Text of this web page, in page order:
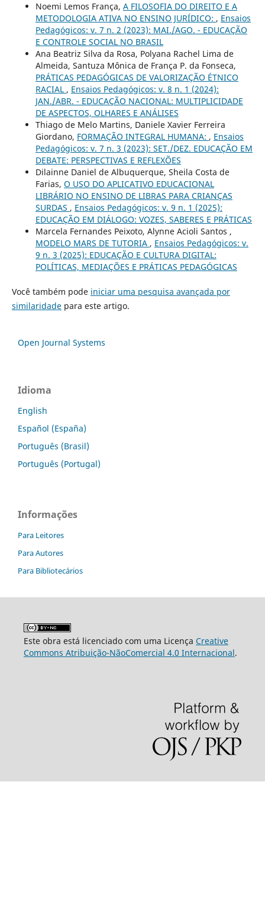
Noemi Lemos França, A FILOSOFIA DO DIREITO E A
METODOLOGIA ATIVA NO ENSINO JURÍDICO: , Ensaios
Pedagógicos: v. 7 n. 2 (2023): MAI./AGO. - EDUCAÇÃO
E CONTROLE SOCIAL NO BRASIL
Ana Beatriz Silva da Rosa, Polyana Rachel Lima de
Almeida, Santuza Mônica de França P. da Fonseca,
PRÁTICAS PEDAGÓGICAS DE VALORIZAÇÃO ÉTNICO
RACIAL , Ensaios Pedagógicos: v. 8 n. 1 (2024):
JAN./ABR. - EDUCAÇÃO NACIONAL: MULTIPLICIDADE
DE ASPECTOS, OLHARES E ANÁLISES
Thiago de Melo Martins, Daniele Xavier Ferreira
Giordano, FORMAÇÃO INTEGRAL HUMANA: , Ensaios
Pedagógicos: v. 7 n. 3 (2023): SET./DEZ. EDUCAÇÃO EM
DEBATE: PERSPECTIVAS E REFLEXÕES
Dilainne Daniel de Albuquerque, Sheila Costa de
Farias, O USO DO APLICATIVO EDUCACIONAL
LIBRÁRIO NO ENSINO DE LIBRAS PARA CRIANÇAS
SURDAS , Ensaios Pedagógicos: v. 9 n. 1 (2025):
EDUCAÇÃO EM DIÁLOGO: VOZES, SABERES E PRÁTICAS
Marcela Fernandes Peixoto, Alynne Acioli Santos ,
MODELO MARS DE TUTORIA , Ensaios Pedagógicos: v.
9 n. 3 (2025): EDUCAÇÃO E CULTURA DIGITAL:
POLÍTICAS, MEDIAÇÕES E PRÁTICAS PEDAGÓGICAS
Você também pode iniciar uma pesquisa avançada por
similaridadepara este artigo.
Open Journal Systems
Idioma
English
Español (España)
Português (Brasil)
Português (Portugal)
Informações
Para Leitores
Para Autores
Para Bibliotecários
Este obra está licenciado com uma Licença Creative
Commons Atribuição-NãoComercial 4.0 Internacional.